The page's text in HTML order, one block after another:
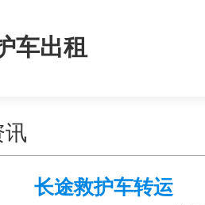
车出租
讯
长途救护车转运